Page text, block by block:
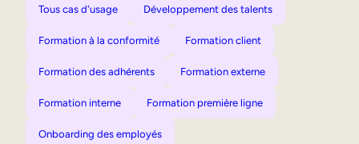
Tous cas d'usage Développement des talents
Formation à la conformité Formation client
Formation des adhérents Formation externe
Formation interne Formation première ligne
Onboarding des employés